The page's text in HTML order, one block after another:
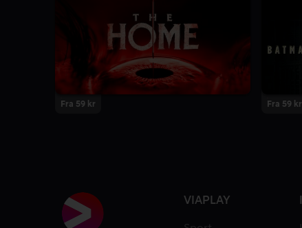
Fra 59 kr Fra 59 kr
VIAPLAY